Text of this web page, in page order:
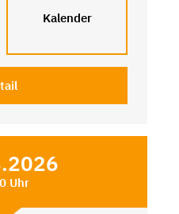
Kalender
Uhr